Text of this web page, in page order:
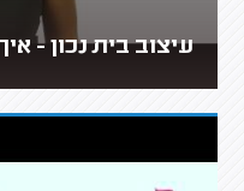
עיצוב בית נכון -